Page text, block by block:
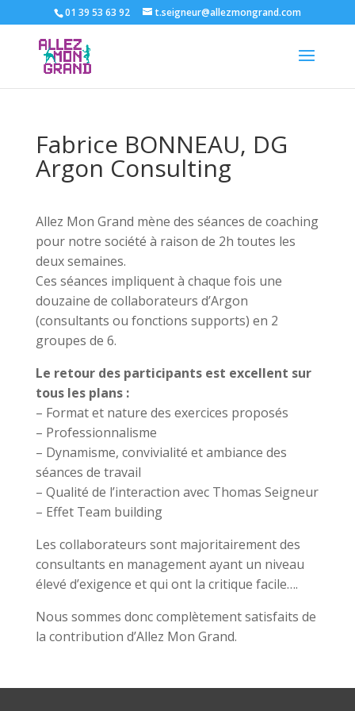
01 39 53 63 92 t.seigneur@allezmongrand.com
Fabrice BONNEAU, DG
Argon Consulting
Allez Mon Grand mène des séances de coaching
pour notre société à raison de 2h toutes les
deux semaines.
Ces séances impliquent à chaque fois une
douzaine de collaborateurs d’Argon
(consultants ou fonctions supports) en 2
groupes de 6.
Le retour des participants est excellent sur
tous les plans :
– Format et nature des exercices proposés
– Professionnalisme
– Dynamisme, convivialité et ambiance des
séances de travail
– Qualité de l’interaction avec Thomas Seigneur
– Effet Team building
Les collaborateurs sont majoritairement des
consultants en management ayant un niveau
élevé d’exigence et qui ont la critique facile….
Nous sommes donc complètement satisfaits de
la contribution d’Allez Mon Grand.